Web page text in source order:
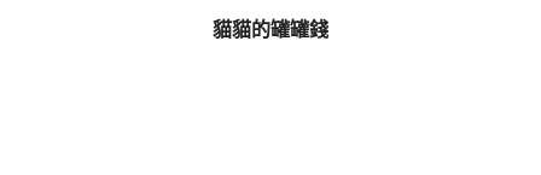
貓貓的罐罐錢